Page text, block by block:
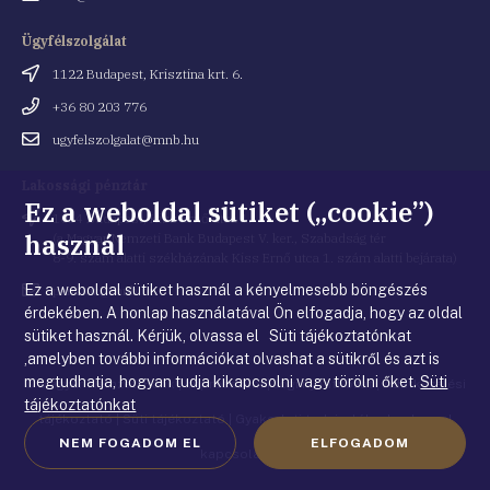
Ügyfélszolgálat
Cím
1122 Budapest, Krisztina krt. 6.
Telefonszám
+36 80 203 776
Emailugyfelszolgalat@mnb.hu
Cím 1054 Budapest, Kiss Ernő utca 1.
(a Magyar Nemzeti Bank Budapest V. ker., Szabadság tér
8-9. szám alatti székházának Kiss Ernő utca 1. szám alatti bejárata)
Email
cím
penztar@mnb.hu
© Magyar Nemzeti Bank |Impresszum|Jogi nyilatkozat|Adatkezelési
tájékoztató|Süti tájékoztató| Gyakorlati tudnivalók a honlappal
kapcsolatban
Ez a weboldal sütiket („cookie”)
használ
Ez a weboldal sütiket használ a kényelmesebb böngészés
érdekében. A honlap használatával Ön elfogadja, hogy az oldal
sütiket használ. Kérjük, olvassa el Süti tájékoztatónkat
,amelyben további információkat olvashat a sütikről és azt is
megtudhatja, hogyan tudja kikapcsolni vagy törölni őket.Süti
tájékoztatónkat
NEM FOGADOM EL ELFOGADOM